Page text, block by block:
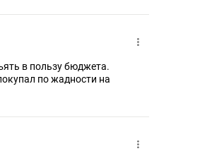
в пользу бюджета.
по жадности на